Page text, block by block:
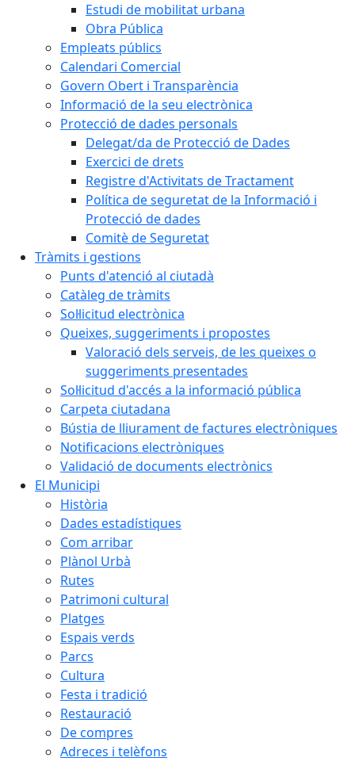
Estudi de mobilitat urbana
Obra Pública
Empleats públics
Calendari Comercial
Govern Obert i Transparència
Informació de la seu electrònica
Protecció de dades personals
Delegat/da de Protecció de Dades
Exercici de drets
Registre d'Activitats de Tractament
Política de seguretat de la Informació i
Protecció de dades
Comitè de Seguretat
Tràmits i gestions
Punts d'atenció al ciutadà
Catàleg de tràmits
Sol·licitud electrònica
Queixes, suggeriments i propostes
Valoració dels serveis, de les queixes o
suggeriments presentades
Sol·licitud d'accés a la informació pública
Carpeta ciutadana
Bústia de lliurament de factures electròniques
Notificacions electròniques
Validació de documents electrònics
El Municipi
Història
Dades estadístiques
Com arribar
Plànol Urbà
Rutes
Patrimoni cultural
Platges
Espais verds
Parcs
Cultura
Festa i tradició
Restauració
De compres
Adreces i telèfons